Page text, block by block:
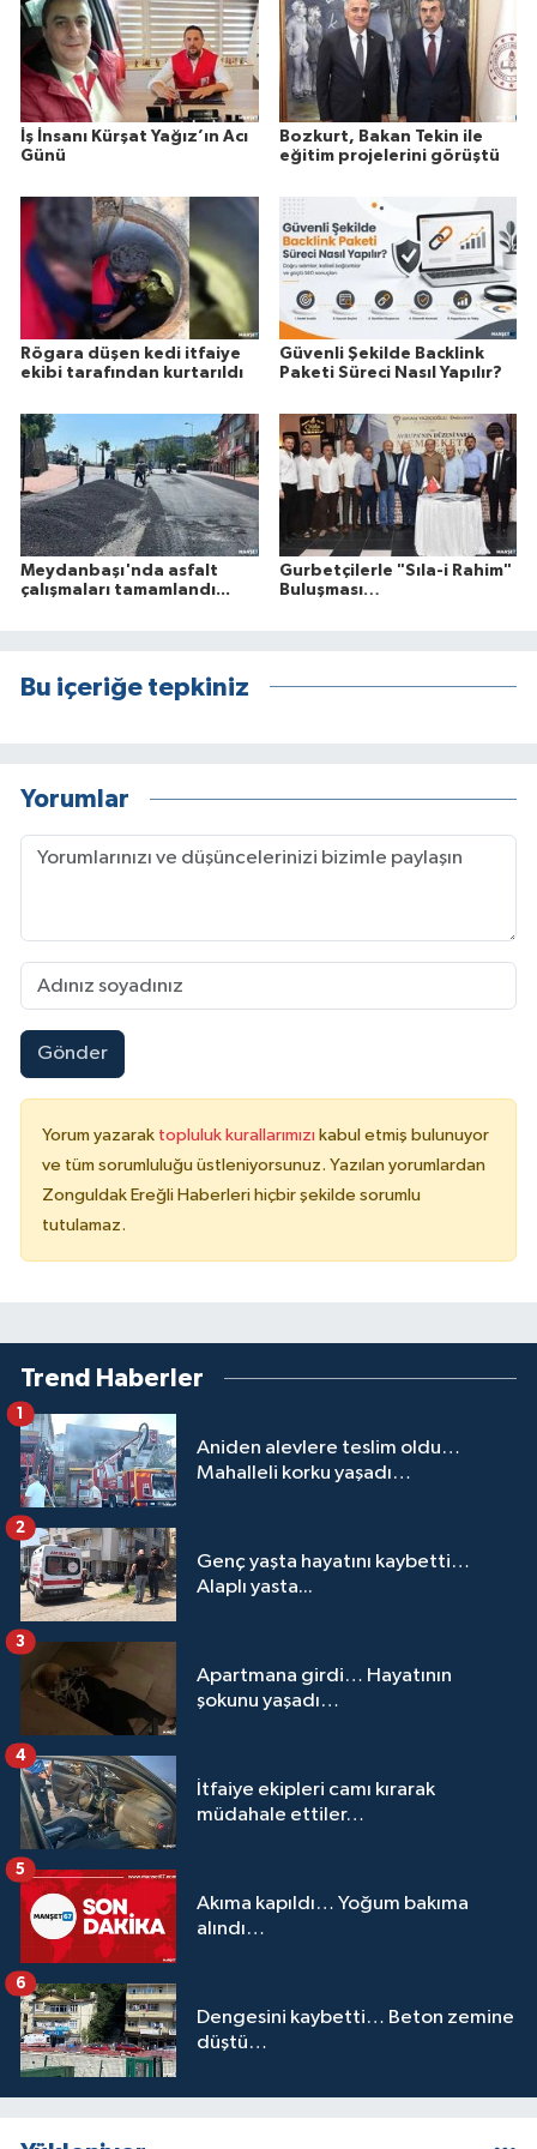
İş İnsanı Kürşat Yağız’ın Acı
Günü
Bozkurt, Bakan Tekin ile
eğitim projelerini görüştü
Rögara düşen kedi itfaiye
ekibi tarafından kurtarıldı
Güvenli Şekilde Backlink
Paketi Süreci Nasıl Yapılır?
Meydanbaşı'nda asfalt
çalışmaları tamamlandı...
Gurbetçilerle "Sıla-i Rahim"
Buluşması…
Bu içeriğe tepkiniz
Yorumlar
Gönder
Yorum yazarak topluluk kurallarımızı kabul etmiş bulunuyor
ve tüm sorumluluğu üstleniyorsunuz. Yazılan yorumlardan
Zonguldak Ereğli Haberleri hiçbir şekilde sorumlu
tutulamaz.
Trend Haberler
Aniden alevlere teslim oldu…
Mahalleli korku yaşadı…
1
Genç yaşta hayatını kaybetti…
Alaplı yasta...
2
Apartmana girdi… Hayatının
şokunu yaşadı…
3
İtfaiye ekipleri camı kırarak
müdahale ettiler…
4
Akıma kapıldı… Yoğum bakıma
alındı…
5
Dengesini kaybetti… Beton zemine
düştü…
6